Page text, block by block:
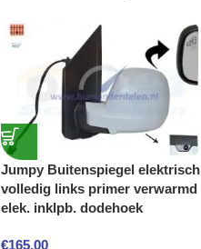
Jumpy Buitenspiegel elektrisch
volledig links primer verwarmd
elek. inklpb. dodehoek
€165,00